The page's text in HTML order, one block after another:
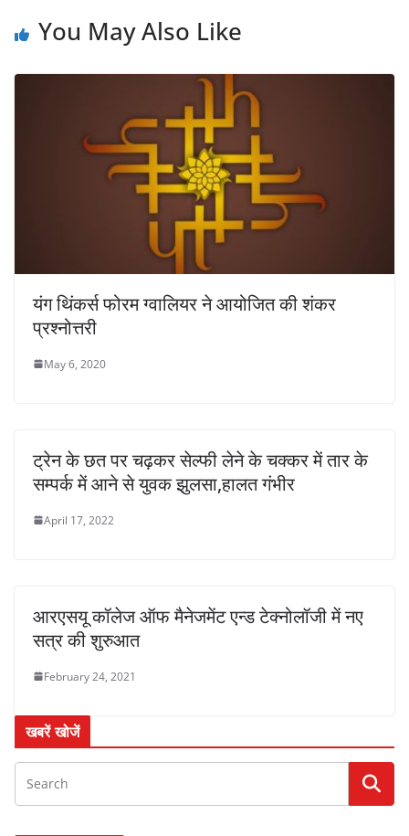
p o k
You May Also Like
यंग थिंकर्स फोरम ग्वालियर ने आयोजित की शंकर
प्रश्नोत्तरी
May 6, 2020
ट्रेन के छत पर चढ़कर सेल्फी लेने के चक्कर में तार के
सम्पर्क में आने से युवक झुलसा,हालत गंभीर
April 17, 2022
आरएसयू कॉलेज ऑफ मैनेजमेंट एन्ड टेक्नोलॉजी में नए
सत्र की शुरुआत
February 24, 2021
खबरें खोजें